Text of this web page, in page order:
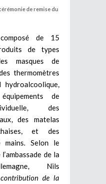
de remise du
de 15
de types
masques de
thermomètres
de
des
des matelas
et des
Selon le
de la
Nils
de la